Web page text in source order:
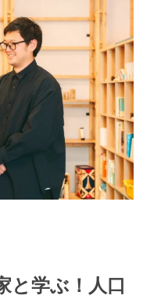
と学ぶ！人口